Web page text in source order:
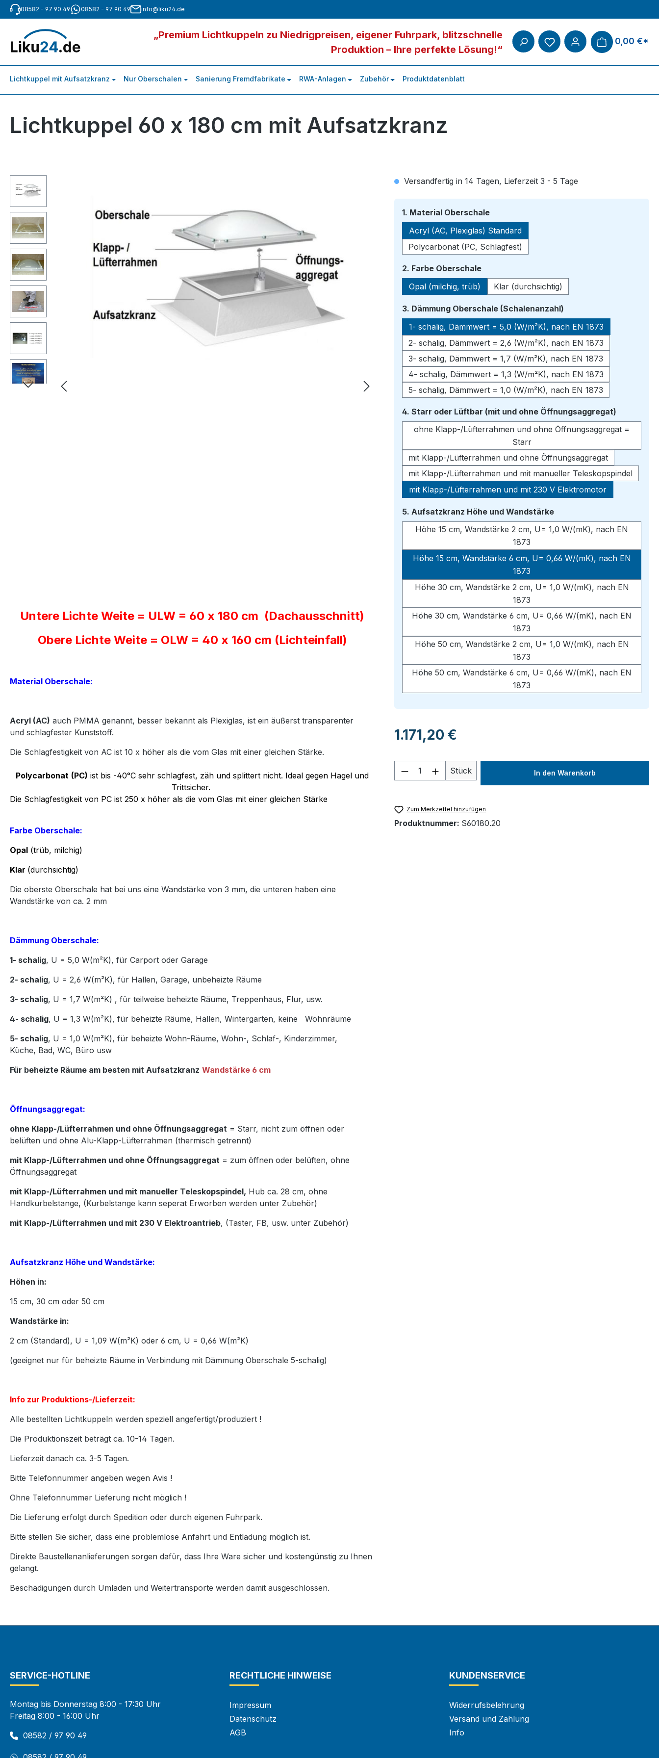
Hauptinhalt springen
Zur Suche springen
Zur Hauptnavigation springen
08582 - 97 90 49 08582 - 97 90 49 info@liku24.de
„Premium Lichtkuppeln zu Niedrigpreisen, eigener Fuhrpark, blitzschnelle
Produktion – Ihre perfekte Lösung!“
0,00 €*
Lichtkuppel mit Aufsatzkranz Nur Oberschalen Sanierung Fremdfabrikate RWA-Anlagen Zubehör Produktdatenblatt
Lichtkuppel 60 x 180 cm mit Aufsatzkranz
Untere Lichte Weite = ULW = 60 x 180 cm (Dachausschnitt)
Obere Lichte Weite = OLW = 40 x 160 cm (Lichteinfall)
Material Oberschale:
Acryl (AC) auch PMMA genannt, besser bekannt als Plexiglas, ist ein äußerst transparenter
und schlagfester Kunststoff.
Die Schlagfestigkeit von AC ist 10 x höher als die vom Glas mit einer gleichen Stärke.
Polycarbonat (PC) ist bis -40°C sehr schlagfest, zäh und splittert nicht. Ideal gegen Hagel und
Trittsicher.
Die Schlagfestigkeit von PC ist 250 x höher als die vom Glas mit einer gleichen Stärke
Farbe Oberschale:
Opal (trüb, milchig)
Klar (durchsichtig)
Die oberste Oberschale hat bei uns eine Wandstärke von 3 mm, die unteren haben eine
Wandstärke von ca. 2 mm
Dämmung Oberschale:
1- schalig, U = 5,0 W(m²K), für Carport oder Garage
2- schalig, U = 2,6 W(m²K), für Hallen, Garage, unbeheizte Räume
3- schalig, U = 1,7 W(m²K) , für teilweise beheizte Räume, Treppenhaus, Flur, usw.
4- schalig, U = 1,3 W(m²K), für beheizte Räume, Hallen, Wintergarten, keine Wohnräume
5- schalig, U = 1,0 W(m²K), für beheizte Wohn-Räume, Wohn-, Schlaf-, Kinderzimmer,
Küche, Bad, WC, Büro usw
Für beheizte Räume am besten mit Aufsatzkranz Wandstärke 6 cm
Öffnungsaggregat:
ohne Klapp-/Lüfterrahmen und ohne Öffnungsaggregat = Starr, nicht zum öffnen oder
belüften und ohne Alu-Klapp-Lüfterrahmen (thermisch getrennt)
mit Klapp-/Lüfterrahmen und ohne Öffnungsaggregat = zum öffnen oder belüften, ohne
Öffnungsaggregat
mit Klapp-/Lüfterrahmen und mit manueller Teleskopspindel, Hub ca. 28 cm, ohne
Handkurbelstange, (Kurbelstange kann seperat Erworben werden unter Zubehör)
mit Klapp-/Lüfterrahmen und mit 230 V Elektroantrieb, (Taster, FB, usw. unter Zubehör)
Aufsatzkranz Höhe und Wandstärke:
Höhen in:
15 cm, 30 cm oder 50 cm
Wandstärke in:
2 cm (Standard), U = 1,09 W(m²K) oder 6 cm, U = 0,66 W(m²K)
(geeignet nur für beheizte Räume in Verbindung mit Dämmung Oberschale 5-schalig)
Info zur Produktions-/Lieferzeit:
Alle bestellten Lichtkuppeln werden speziell angefertigt/produziert !
Die Produktionszeit beträgt ca. 10-14 Tagen.
Lieferzeit danach ca. 3-5 Tagen.
Bitte Telefonnummer angeben wegen Avis !
Ohne Telefonnummer Lieferung nicht möglich !
Die Lieferung erfolgt durch Spedition oder durch eigenen Fuhrpark.
Bitte stellen Sie sicher, dass eine problemlose Anfahrt und Entladung möglich ist.
Direkte Baustellenanlieferungen sorgen dafür, dass Ihre Ware sicher und kostengünstig zu Ihnen
gelangt.
Beschädigungen durch Umladen und Weitertransporte werden damit ausgeschlossen.
Versandfertig in 14 Tagen, Lieferzeit 3 - 5 Tage
1. Material Oberschaleauswählen
Acryl (AC, Plexiglas) Standard
Polycarbonat (PC, Schlagfest)
2. Farbe Oberschaleauswählen
Opal (milchig, trüb)
Klar (durchsichtig)
3. Dämmung Oberschale (Schalenanzahl)
1- schalig, Dämmwert = 5,0 (W/m²K), nach EN 1873
2- schalig, Dämmwert = 2,6 (W/m²K), nach EN 1873
3- schalig, Dämmwert = 1,7 (W/m²K), nach EN 1873
4- schalig, Dämmwert = 1,3 (W/m²K), nach EN 1873
5- schalig, Dämmwert = 1,0 (W/m²K), nach EN 1873
4. Starr oder Lüftbar (mit und ohne Öffnungsaggregat)
ohne Klapp-/Lüfterrahmen und ohne Öffnungsaggregat =
Starr
mit Klapp-/Lüfterrahmen und ohne Öffnungsaggregat
mit Klapp-/Lüfterrahmen und mit manueller Teleskopspindel
mit Klapp-/Lüfterrahmen und mit 230 V Elektromotor
5. Aufsatzkranz Höhe und Wandstärkeauswählen
Höhe 15 cm, Wandstärke 2 cm, U= 1,0 W/(mK), nach EN
1873
Höhe 15 cm, Wandstärke 6 cm, U= 0,66 W/(mK), nach EN
1873
Höhe 30 cm, Wandstärke 2 cm, U= 1,0 W/(mK), nach EN
1873
Höhe 30 cm, Wandstärke 6 cm, U= 0,66 W/(mK), nach EN
1873
Höhe 50 cm, Wandstärke 2 cm, U= 1,0 W/(mK), nach EN
1873
Höhe 50 cm, Wandstärke 6 cm, U= 0,66 W/(mK), nach EN
1873
Regulärer Preis:
1.171,20 €
Produkt Anzahl: Gib den gewünschten Wert
Stück In den Warenkorb
Zum Merkzettel hinzufügen
Produktnummer: S60180.20
SERVICE-HOTLINE
Montag bis Donnerstag 8:00 - 17:30 Uhr
Freitag 8:00 - 16:00 Uhr
08582 / 97 90 49
RECHTLICHE HINWEISE
Impressum
Datenschutz
AGB
KUNDENSERVICE
Widerrufsbelehrung
Versand und Zahlung
Info